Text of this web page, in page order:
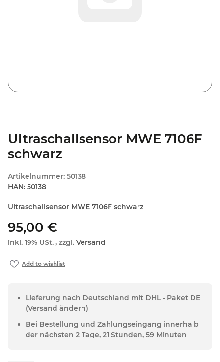
Ultraschallsensor MWE 7106F
schwarz
Artikelnummer: 50138
HAN: 50138
Ultraschallsensor MWE 7106F schwarz
95,00 €
inkl. 19% USt. , zzgl. Versand
Lieferung nach Deutschland mit DHL - Paket DE
(Versand ändern)
Bei Bestellung und Zahlungseingang innerhalb
der nächsten 2 Tage, 21 Stunden, 59 Minuten